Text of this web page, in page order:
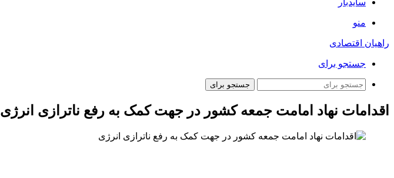
سایدبار
منو
راهیان اقتصادی
جستجو برای
جستجو برای
اقدامات نهاد امامت جمعه کشور در جهت کمک به رفع ناترازی انرژی